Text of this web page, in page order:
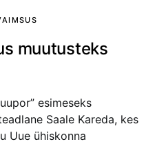
muutusteks
esimeseks
Saale Kareda, kes
Uue ühiskonna